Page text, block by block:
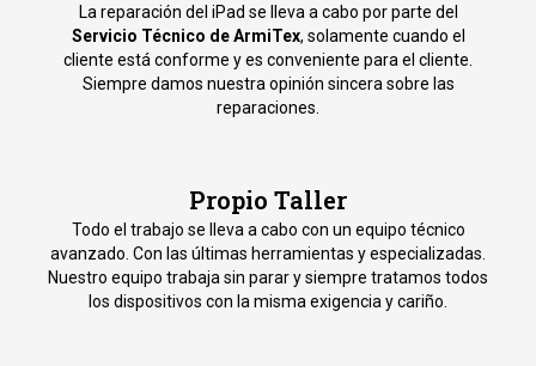
La reparación del iPad se lleva a cabo por parte del
Servicio Técnico de ArmiTex, solamente cuando el
cliente está conforme y es conveniente para el cliente.
Siempre damos nuestra opinión sincera sobre las
reparaciones.
Propio Taller
Todo el trabajo se lleva a cabo con un equipo técnico
avanzado. Con las últimas herramientas y especializadas.
Nuestro equipo trabaja sin parar y siempre tratamos todos
los dispositivos con la misma exigencia y cariño.